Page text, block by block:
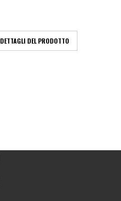
DETTAGLI DEL PRODOTTO